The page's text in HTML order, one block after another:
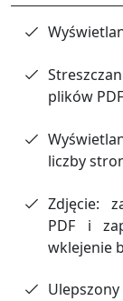
plików
liczby
Zdjęcie:
PDF i
wklejenie